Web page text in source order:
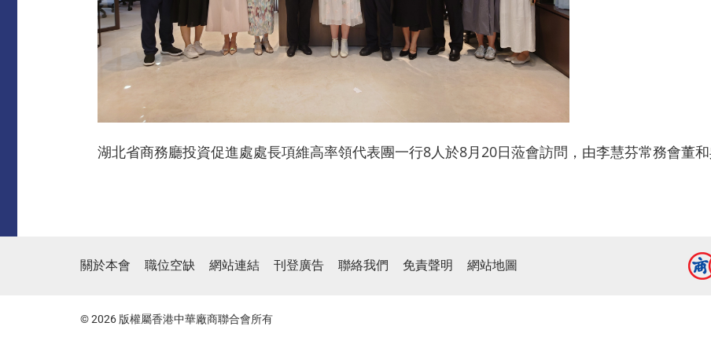
湖北省商務廳投資促進處處長項維高率領代表團一行8人於8月20日蒞會訪問，由李慧芬常務會董和
關於本會 職位空缺 網站連結 刊登廣告 聯絡我們 免責聲明 網站地圖
© 2026 版權屬香港中華廠商聯合會所有